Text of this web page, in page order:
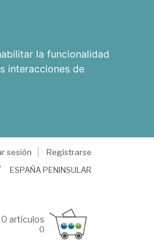
la funcionalidad
interacciones de
sesión
Registrarse
ESPAÑA PENINSULAR
0 artículos
0